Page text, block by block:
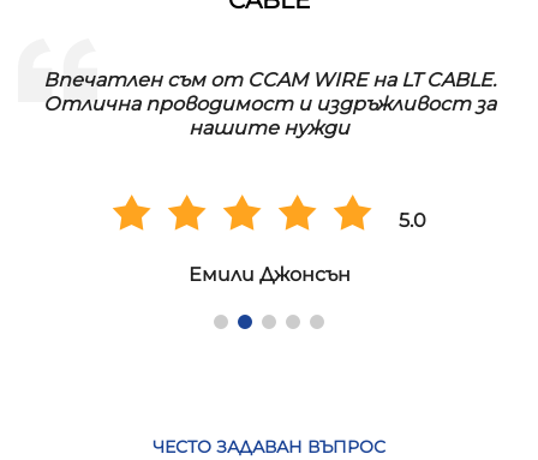
Впечатлен съм от CCAM WIRE на LT CABLE.
Отлична проводимост и издръжливост за
нашите нужди
5.0
Емили Джонсън
ЧЕСТО ЗАДАВАН ВЪПРОС